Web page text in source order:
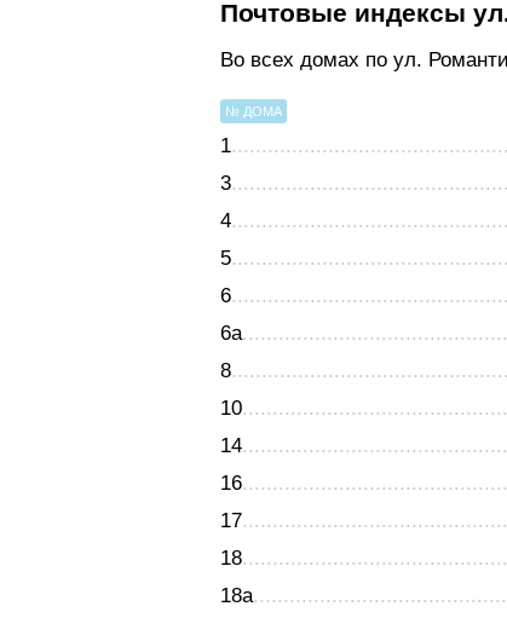
Почтовые индексы
Во всех домах по ул.
№ ДОМА
1
3
4
5
6
6а
8
10
14
16
17
18
18а